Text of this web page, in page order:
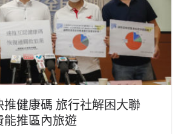
推健康碼 旅行社解困大聯
能推區內旅遊